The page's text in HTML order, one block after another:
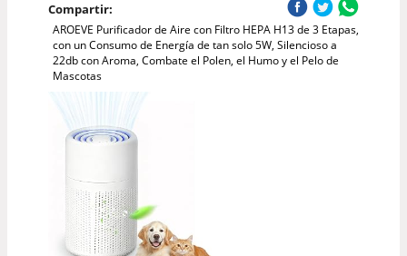
Compartir:
AROEVE Purificador de Aire con Filtro HEPA H13 de 3 Etapas,
con un Consumo de Energía de tan solo 5W, Silencioso a
22db con Aroma, Combate el Polen, el Humo y el Pelo de
Mascotas